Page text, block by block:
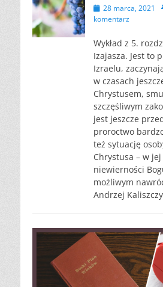
Opublikowano
28 marca, 2021
komentarz
Wykład z 5.
Izajasza. Jest to
Izraelu,
w czasach
Chrystusem,
szczęśliwym
jest jeszcze
proroctwo
też sytuację
Chrystusa – w
niewierności
możliwym
Andrzej